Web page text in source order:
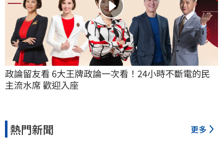
政論留友看 6大王牌政論一次看！24小時不斷電的民
主流水席 歡迎入座
熱門新聞 更多